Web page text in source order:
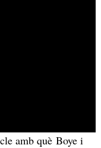
amb què Boye i